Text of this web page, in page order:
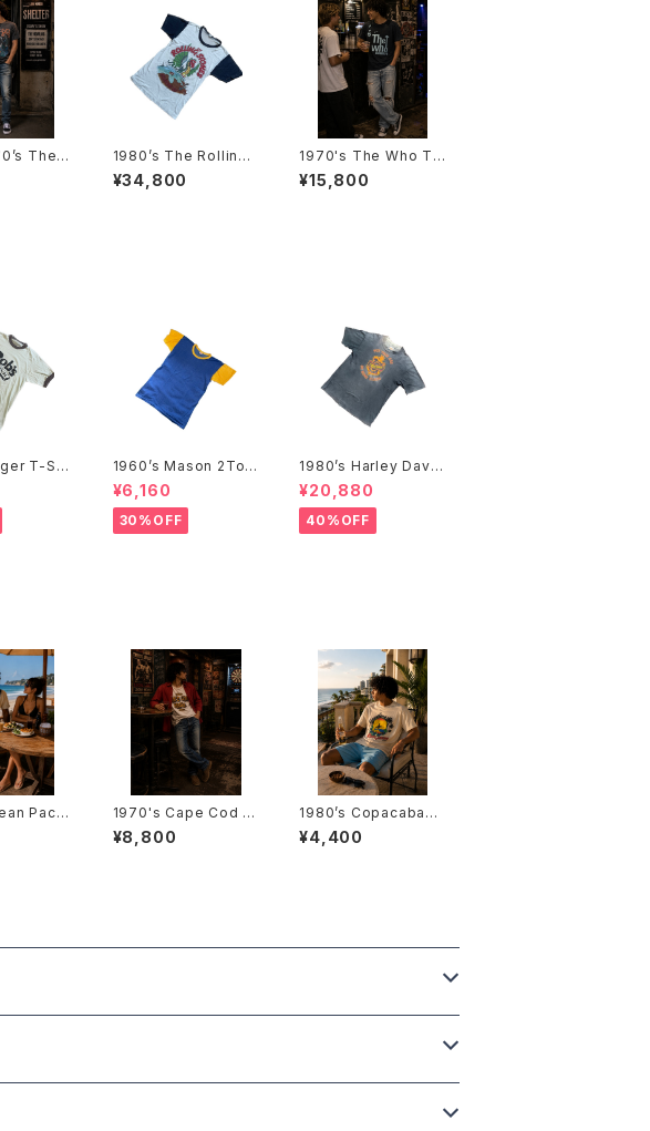
The R
tour T
年 ザ・
1980’s The Rolling
Stones European to
ur T-Shirts -1982年
¥34,800
1970's The Who T-
Shirts -1970年代 ザ・
フーTシャツ-
¥15,800
T-Shi
リンガ
1960’s Mason 2Ton
e T-Shirts -1960年
代 メイソン 2トーンTシ
ャツ-
¥6,160
30%OFF
1980’s Harley David
son T-Shirts -1980
年代 ハーレー・ダビッド
ソン Tシャツ-
¥20,880
40%OFF
Pacifi
年
パシフィ
1970's Cape Cod M
ass. T-Shirts -1970
年代 コッド岬Tシャツ-
¥8,800
1980’s Copacabana
Rio de Janeiro T-Sh
irts -1980年代 コパカ
¥4,400